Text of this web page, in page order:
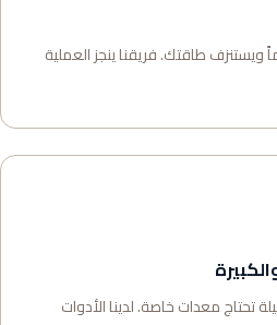
ويستنزف طاقتك. فريقنا ينجز العملية
تحتاج معدات خاصة. لدينا الأدوات